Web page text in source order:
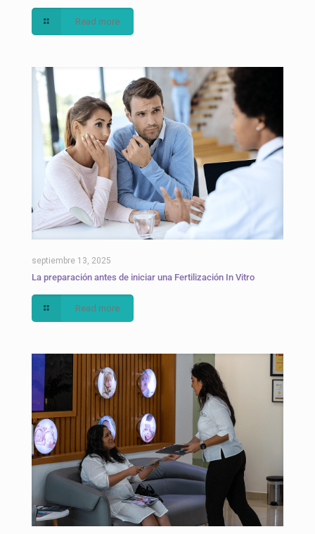
Read more
septiembre 13, 2025
La preparación antes de iniciar una Fertilización In Vitro
Read more